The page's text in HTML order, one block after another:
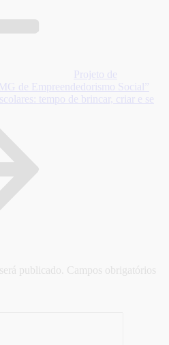
Projeto de
de Empreendedorismo Social”
tempo de brincar, criar e se
publicado. Campos obrigatórios